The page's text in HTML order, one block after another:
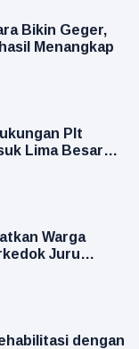
Bikin Geger,
Menangkap
Plt
Lima Besar
Warga
Juru
dengan